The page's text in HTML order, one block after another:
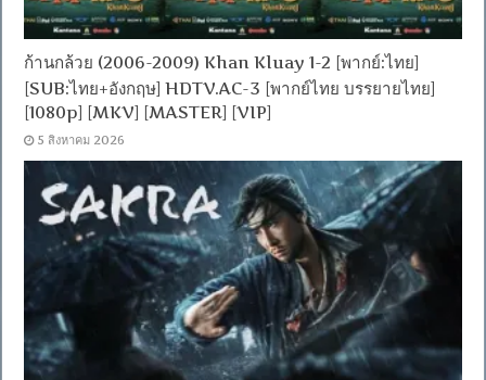
ก้านกล้วย (2006-2009) Khan Kluay 1-2 [พากย์:ไทย]
[SUB:ไทย+อังกฤษ] HDTV.AC-3 [พากย์ไทย บรรยายไทย]
[1080p] [MKV] [MASTER] [VIP]
5 สิงหาคม 2026